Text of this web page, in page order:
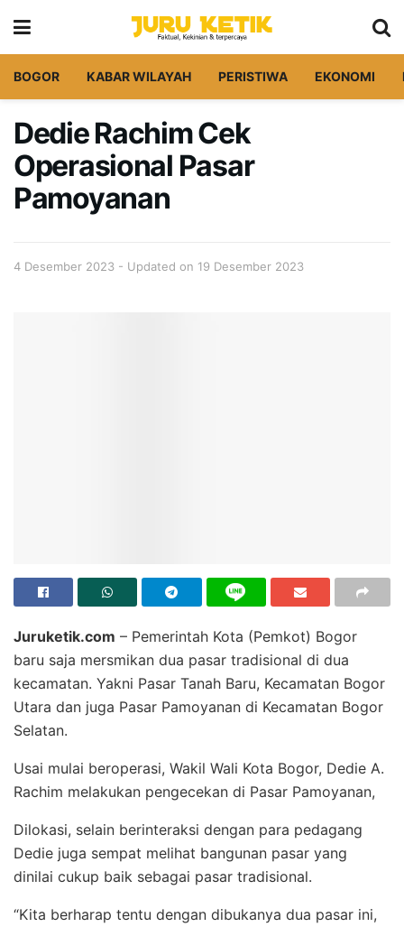
BOGOR KABAR WILAYAH PERISTIWA EKONOMI
Dedie Rachim Cek
Operasional Pasar
Pamoyanan
4 Desember 2023 - Updated on 19 Desember 2023
Juruketik.com – Pemerintah Kota (Pemkot) Bogor
baru saja mersmikan dua pasar tradisional di dua
kecamatan. Yakni Pasar Tanah Baru, Kecamatan Bogor
Utara dan juga Pasar Pamoyanan di Kecamatan Bogor
Selatan.
Usai mulai beroperasi, Wakil Wali Kota Bogor, Dedie A.
Rachim melakukan pengecekan di Pasar Pamoyanan,
Dilokasi, selain berinteraksi dengan para pedagang
Dedie juga sempat melihat bangunan pasar yang
dinilai cukup baik sebagai pasar tradisional.
“Kita berharap tentu dengan dibukanya dua pasar ini,